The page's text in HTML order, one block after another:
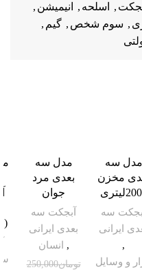
, اسلحه , انیمیشن ,
, سوم شخص , گیم ,
مدل سه
مخزن
سه
ایرانی
,
و وسایل
مدل سه
بعدی مرد
جوان
آبجکت سه
بعدی ایرانی
, انسان
تومان250,000